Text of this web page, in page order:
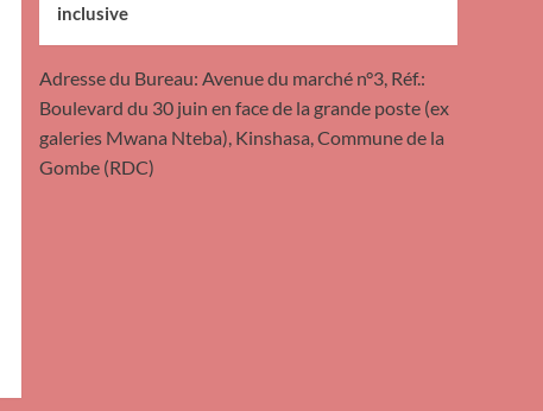
inclusive
Adresse du Bureau: Avenue du marché n°3, Réf.:
Boulevard du 30 juin en face de la grande poste (ex
galeries Mwana Nteba), Kinshasa, Commune de la
Gombe (RDC)